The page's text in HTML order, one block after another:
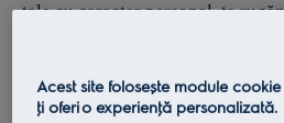
tale cu caracter personal, te
Acest site folosește module
ţi oferi o experienţă personalizată.